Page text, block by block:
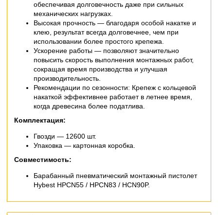
обеспечивая долговечность даже при сильных
механических нагрузках.
Высокая прочность — благодаря особой накатке и
клею, результат всегда долговечнее, чем при
использовании более простого крепежа.
Ускорение работы — позволяют значительно
повысить скорость выполнения монтажных работ,
сокращая время производства и улучшая
производительность.
Рекомендации по сезонности: Крепеж с кольцевой
накаткой эффективнее работает в летнее время,
когда древесина более податлива.
Комплектация:
Гвозди — 12600 шт.
Упаковка — картонная коробка.
Совместимость:
Барабанный пневматический монтажный пистолет
Hybest HPCN55 / HPCN83 / HCN90P.